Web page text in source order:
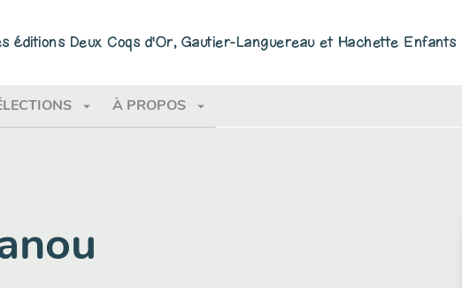
éditions Deux Coqs d'Or, Gautier-Languereau et Hachette Enfants
arrow_drop_down À PROPOS arrow_drop_down